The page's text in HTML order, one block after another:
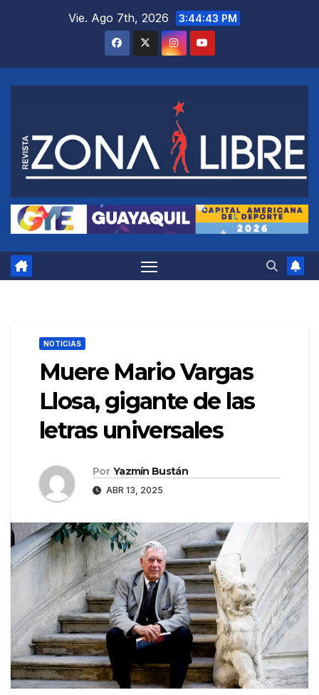
Vie. Ago 7th, 2026 3:44:44 PM
NOTICIAS
Muere Mario Vargas
Llosa, gigante de las
letras universales
Por Yazmín Bustán
ABR 13, 2025